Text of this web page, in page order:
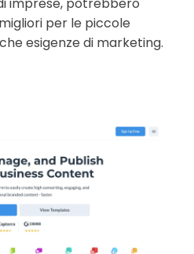
imprese, potrebbero
per le piccole
esigenze di marketing.